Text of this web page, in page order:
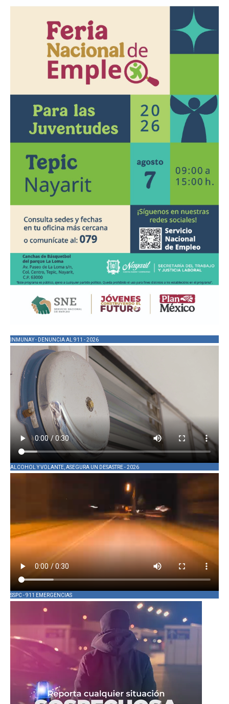
INMUNAY - DENUNCIA AL 911 - 2026
ALCOHOL Y VOLANTE, ASEGURA UN DESASTRE - 2026
SSPC - 911 EMERGENCIAS